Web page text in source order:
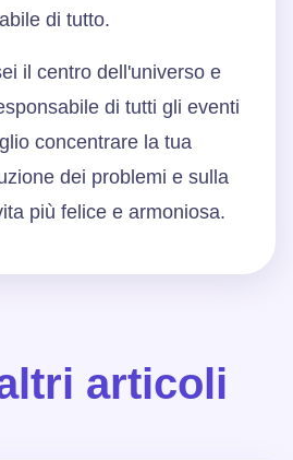
di tutto.
il centro dell'universo e
di tutti gli eventi
concentrare la tua
dei problemi e sulla
più felice e armoniosa.
articoli